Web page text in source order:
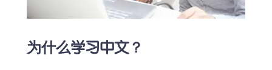
为什么学习中文？